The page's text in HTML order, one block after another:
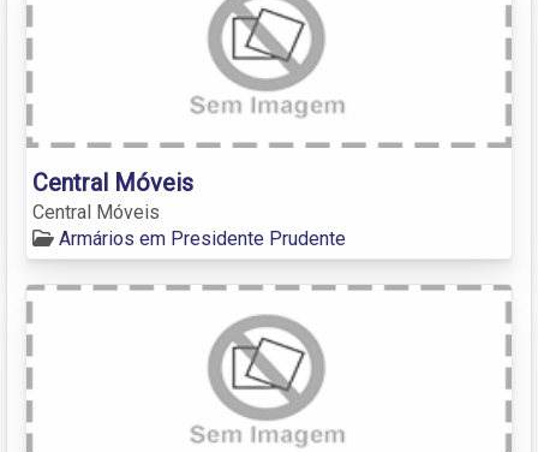
Central Móveis
Central Móveis
Armários em Presidente Prudente